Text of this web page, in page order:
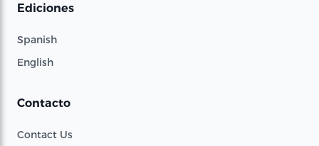
Ediciones
Spanish
English
Contacto
Contact Us